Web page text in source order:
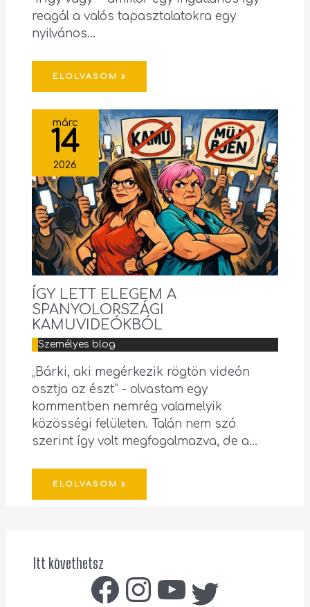
reagál a valós tapasztalatokra egy
nyilvános…
ELOLVASOM »
márc
14
2026
ÍGY LETT ELEGEM A
SPANYOLORSZÁGI
KAMUVIDEÓKBÓL
Személyes blog
„Bárki, aki megérkezik rögtön videón
osztja az észt” - olvastam egy
kommentben nemrég valamelyik
közösségi felületen. Talán nem szó
szerint így volt megfogalmazva, de a…
ELOLVASOM »
Itt követhetsz